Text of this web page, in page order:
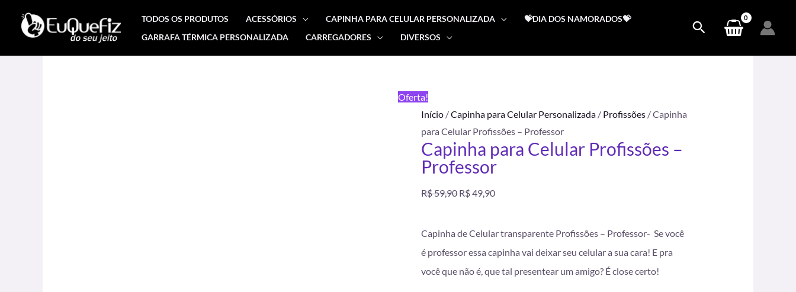
conteúdo
TODOS OS PRODUTOS ACESSÓRIOS CAPINHA PARA CELULAR PERSONALIZADA
💝DIA DOS NAMORADOS💝
GARRAFA TÉRMICA PERSONALIZADA
CARREGADORES DIVERSOS
Oferta!
Início /Capinha para Celular Personalizada / Profissões / Capinha
para Celular Profissões – Professor
Capinha para Celular Profissões –
Professor
R$59,90
era:
R$ 59,90.
R$49,90
é:
R$ 49,90.
Capinha de Celular transparente Profissões – Professor- Se você
é professor essa capinha vai deixar seu celular a sua cara! E pra
você que não é, que tal presentear um amigo? É close certo!
Profissões
-
Professor
quantidade